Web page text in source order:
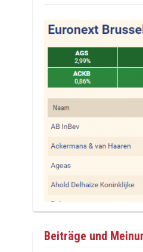
Beiträge und